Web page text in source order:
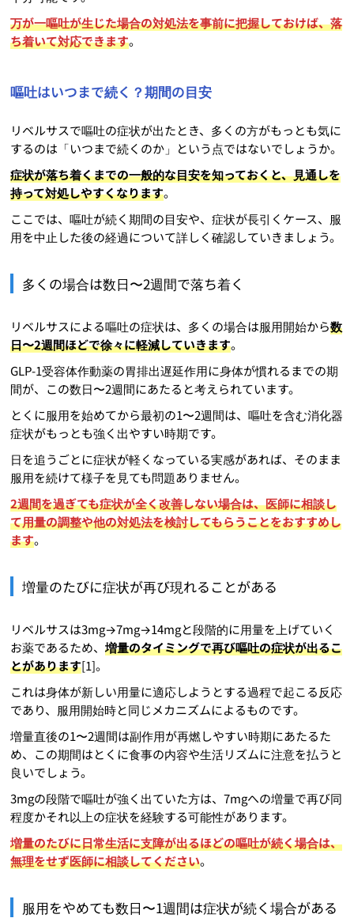
万が一嘔吐が生じた場合の対処法を事前に把握しておけば、落
ち着いて対応できます。
嘔吐はいつまで続く？期間の目安
リベルサスで嘔吐の症状が出たとき、多くの方がもっとも気に
するのは「いつまで続くのか」という点ではないでしょうか。
症状が落ち着くまでの一般的な目安を知っておくと、見通しを
持って対処しやすくなります。
ここでは、嘔吐が続く期間の目安や、症状が長引くケース、服
用を中止した後の経過について詳しく確認していきましょう。
多くの場合は数日〜2週間で落ち着く
リベルサスによる嘔吐の症状は、多くの場合は服用開始から数
日〜2週間ほどで徐々に軽減していきます。
GLP-1受容体作動薬の胃排出遅延作用に身体が慣れるまでの期
間が、この数日〜2週間にあたると考えられています。
とくに服用を始めてから最初の1〜2週間は、嘔吐を含む消化器
症状がもっとも強く出やすい時期です。
日を追うごとに症状が軽くなっている実感があれば、そのまま
服用を続けて様子を見ても問題ありません。
2週間を過ぎても症状が全く改善しない場合は、医師に相談し
て用量の調整や他の対処法を検討してもらうことをおすすめし
ます。
増量のたびに症状が再び現れることがある
リベルサスは3mg→7mg→14mgと段階的に用量を上げていく
お薬であるため、増量のタイミングで再び嘔吐の症状が出るこ
とがあります[1]。
これは身体が新しい用量に適応しようとする過程で起こる反応
であり、服用開始時と同じメカニズムによるものです。
増量直後の1〜2週間は副作用が再燃しやすい時期にあたるた
め、この期間はとくに食事の内容や生活リズムに注意を払うと
良いでしょう。
3mgの段階で嘔吐が強く出ていた方は、7mgへの増量で再び同
程度かそれ以上の症状を経験する可能性があります。
増量のたびに日常生活に支障が出るほどの嘔吐が続く場合は、
無理をせず医師に相談してください。
服用をやめても数日〜1週間は症状が続く場合がある